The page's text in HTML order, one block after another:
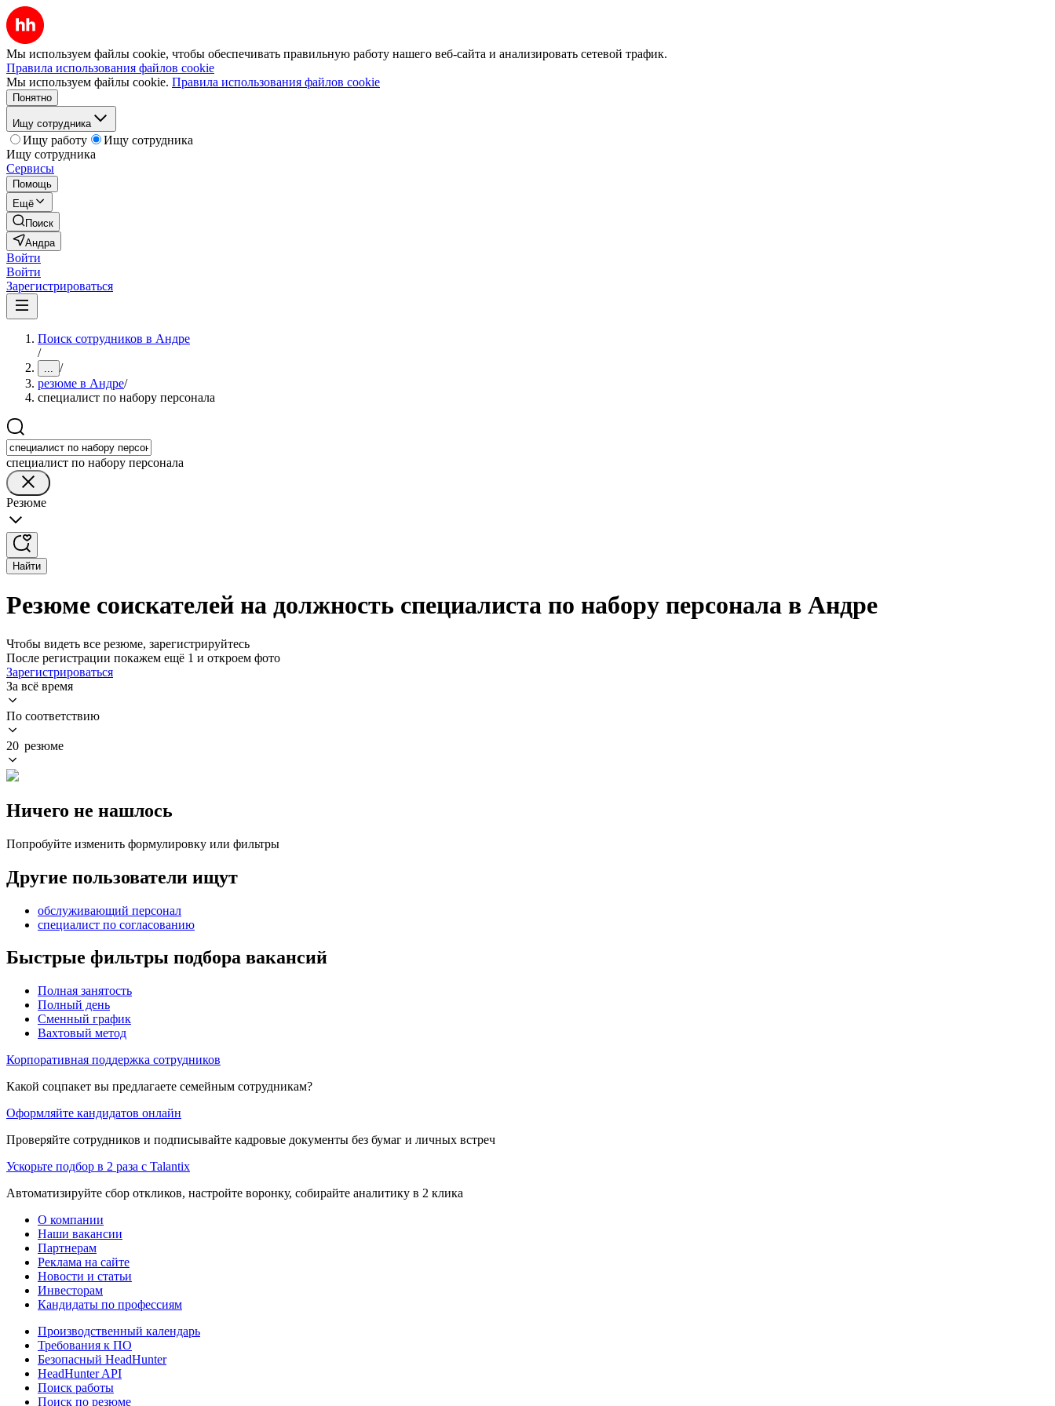
Мы используем файлы cookie, чтобы обеспечивать правильную работу нашего веб-сайта и анализировать сетевой трафик.
Правила использования файлов cookie
Мы используем файлы cookie. Правила использования файлов cookie
Понятно
Ищу сотрудника
Ищу работу
Ищу сотрудника
Ищу сотрудника
Сервисы
Помощь
Ещё
Поиск
Андра
Войти
Войти
Зарегистрироваться
Поиск сотрудников в Андре
/
... /
резюме в Андре/
специалист по набору персонала
специалист по набору персонала
Резюме
Найти
Резюме соискателей на должность специалиста по набору персонала в Андре
Чтобы видеть все резюме, зарегистрируйтесь
После регистрации покажем ещё 1 и откроем фото
Зарегистрироваться
За всё время
По соответствию
20 резюме
Ничего не нашлось
Попробуйте изменить формулировку или фильтры
Другие пользователи ищут
обслуживающий персонал
специалист по согласованию
Быстрые фильтры подбора вакансий
Полная занятость
Полный день
Сменный график
Вахтовый метод
Корпоративная поддержка сотрудников
Какой соцпакет вы предлагаете семейным сотрудникам?
Оформляйте кандидатов онлайн
Проверяйте сотрудников и подписывайте кадровые документы без бумаг и личных встреч
Ускорьте подбор в 2 раза с Talantix
Автоматизируйте сбор откликов, настройте воронку, собирайте аналитику в 2 клика
О компании
Наши вакансии
Партнерам
Реклама на сайте
Новости и статьи
Инвесторам
Кандидаты по профессиям
Производственный календарь
Требования к ПО
Безопасный HeadHunter
HeadHunter API
Поиск работы
Поиск по резюме